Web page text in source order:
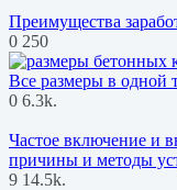
Преимущества
0 250
Все размеры в одной
0 6.3k.
Частое включение и
причины и методы
9 14.5k.